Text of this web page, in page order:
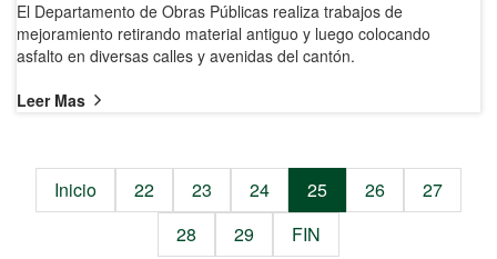
El Departamento de Obras Públicas realiza trabajos de
mejoramiento retirando material antiguo y luego colocando
asfalto en diversas calles y avenidas del cantón.
Leer Mas
Inicio 22 23 24 25 26
27
28
29 FIN